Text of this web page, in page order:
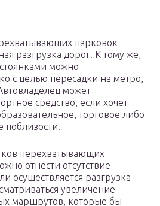
парковок
разгрузка дорог. К тому же,
можно
с целью пересадки на метро,
может
средство, если хочет
торговое либо
поблизости.
перехватывающих
отнести отсутствие
осуществляется разгрузка
увеличение
маршрутов, которые бы